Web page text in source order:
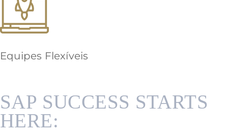
Equipes Flexíveis
SAP SUCCESS STARTS
HERE: